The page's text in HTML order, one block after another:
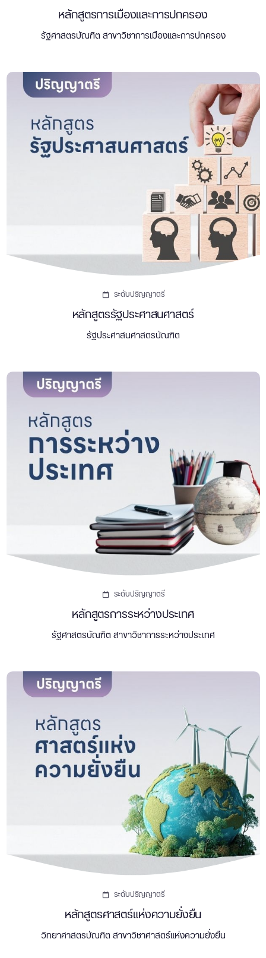
หลักสูตรการเมืองและการปกครอง
รัฐศาสตรบัณฑิต สาขาวิชาการเมืองและการปกครอง
ระดับปริญญาตรี
หลักสูตรรัฐประศาสนศาสตร์
รัฐประศาสนศาสตรบัณฑิต
ระดับปริญญาตรี
หลักสูตรการระหว่างประเทศ
รัฐศาสตรบัณฑิต สาขาวิชาการระหว่างประเทศ
ระดับปริญญาตรี
หลักสูตรศาสตร์แห่งความยั่งยืน
วิทยาศาสตรบัณฑิต สาขาวิชาศาสตร์แห่งความยั่งยืน